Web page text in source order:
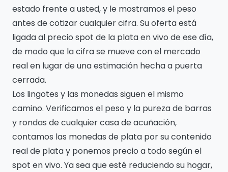
estado frente a usted, y le mostramos el peso
antes de cotizar cualquier cifra. Su oferta está
ligada al precio spot de la plata en vivo de ese día,
de modo que la cifra se mueve con el mercado
real en lugar de una estimación hecha a puerta
cerrada.
Los lingotes y las monedas siguen el mismo
camino. Verificamos el peso y la pureza de barras
y rondas de cualquier casa de acuñación,
contamos las monedas de plata por su contenido
real de plata y ponemos precio a todo según el
spot en vivo. Ya sea que esté reduciendo su hogar,